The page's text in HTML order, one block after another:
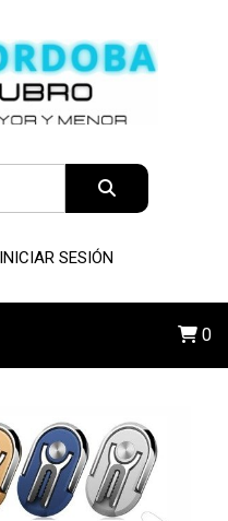
INICIAR SESIÓN
0